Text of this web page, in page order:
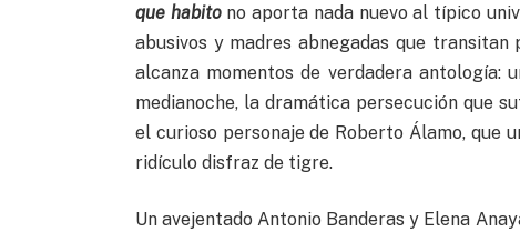
que habitono aporta nada nuevo al típico
abusivos y madres abnegadas que
alcanza momentos de verdadera antología:
medianoche, la dramática persecución que
el curioso personaje de Roberto Álamo, que
ridículo disfraz de tigre.
Un avejentado Antonio Banderas y Elena